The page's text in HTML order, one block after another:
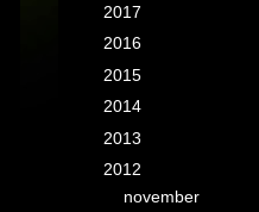
2017
2016
2015
2014
2013
2012
november